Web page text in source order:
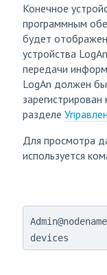
Конечное
программным
будет
устройства
передачи
LogAn должен
разделе
Для просмотра
используется
devices